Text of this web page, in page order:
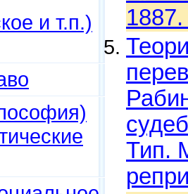
и т.п.)
Тип.